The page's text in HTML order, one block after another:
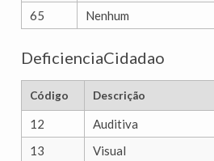
65 Nenhum
DeficienciaCidadao
Código Descrição
12 Auditiva
13
Visual